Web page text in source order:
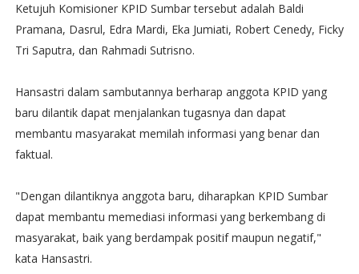
Ketujuh Komisioner KPID Sumbar tersebut adalah Baldi
Pramana, Dasrul, Edra Mardi, Eka Jumiati, Robert Cenedy, Ficky
Tri Saputra, dan Rahmadi Sutrisno.
Hansastri dalam sambutannya berharap anggota KPID yang
baru dilantik dapat menjalankan tugasnya dan dapat
membantu masyarakat memilah informasi yang benar dan
faktual.
"Dengan dilantiknya anggota baru, diharapkan KPID Sumbar
dapat membantu memediasi informasi yang berkembang di
masyarakat, baik yang berdampak positif maupun negatif,"
kata Hansastri.